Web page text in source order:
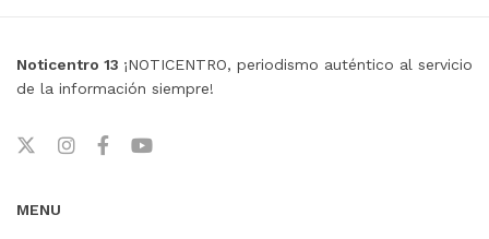
Noticentro 13 ¡NOTICENTRO, periodismo auténtico al servicio
de la información siempre!
MENU